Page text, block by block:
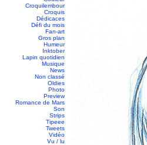
Croquilembour
Croquis
Dédicaces
Défi du mois
Fan-art
Gros plan
Humeur
Inktober
Lapin quotidien
Musique
News
Non classé
Oldies
Photo
Preview
Romance de Mars
Son
Strips
Tipeee
Tweets
Vidéo
Vu / lu